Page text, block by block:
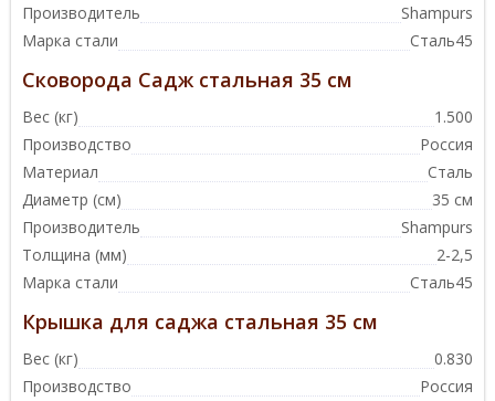
Производитель
Shampurs
Марка стали
Сталь45
Сковорода Садж стальная 35 см
Вес (кг)
1.500
Производство
Россия
Материал
Сталь
Диаметр (см)
35 см
Производитель
Shampurs
Толщина (мм)
2-2,5
Марка стали
Сталь45
Крышка для саджа стальная 35 см
Вес (кг)
0.830
Производство
Россия